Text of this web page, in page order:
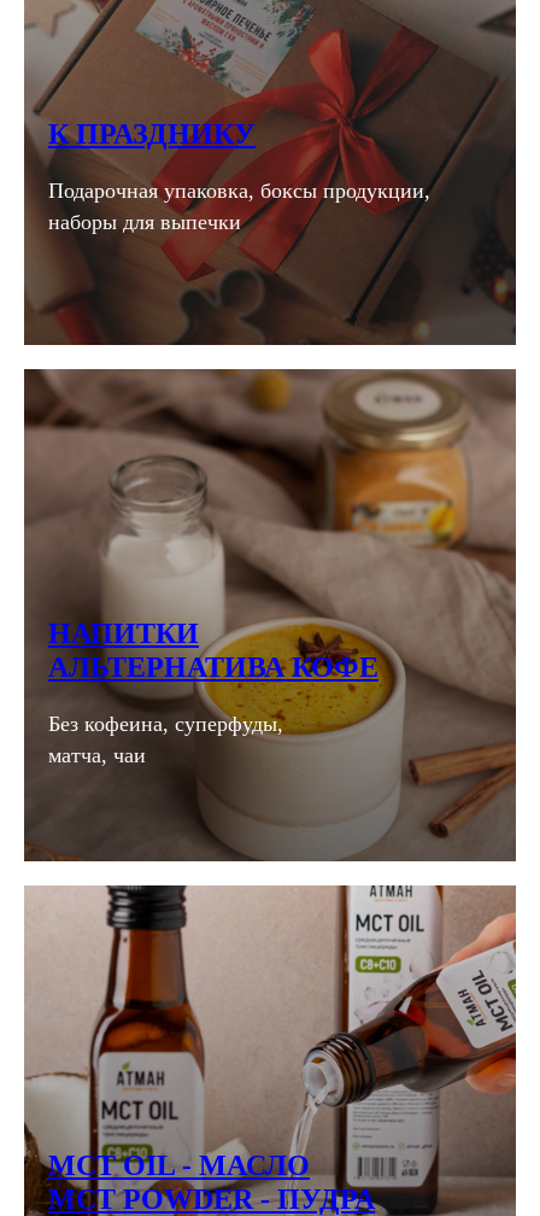
К ПРАЗДНИКУ
Подарочная упаковка, боксы продукции,
наборы для выпечки
НАПИТКИ
АЛЬТЕРНАТИВА КОФЕ
Без кофеина, суперфуды,
матча, чаи
MCT OIL - МАСЛО
МСТ POWDER - ПУДРА